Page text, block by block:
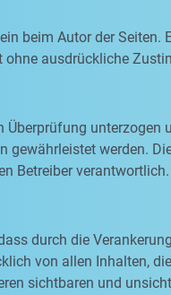
beim Autor der Seiten.
ausdrückliche
werden.
Betreiber verantwortlich.
durch die
von allen Inhalten,
sichtbaren und